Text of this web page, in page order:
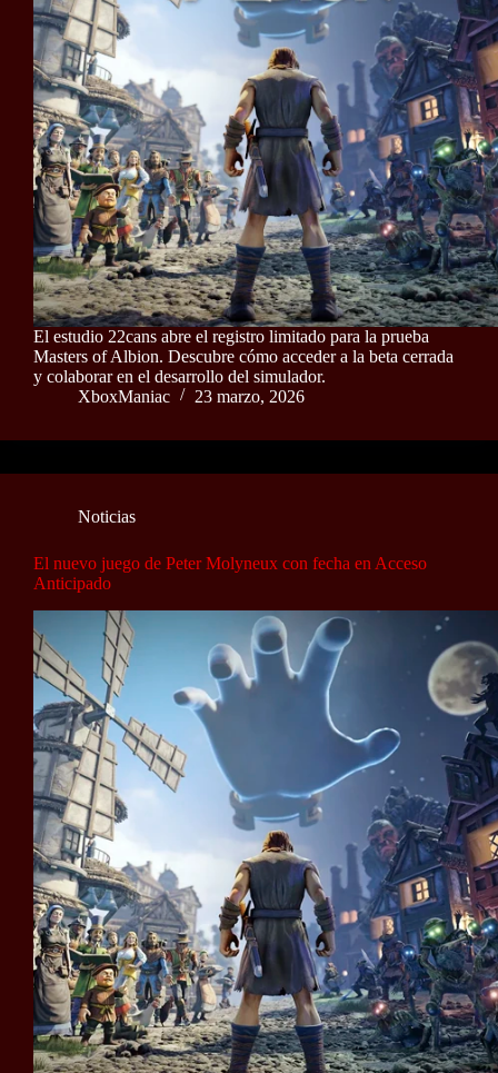
El estudio 22cans abre el registro limitado para la prueba
Masters of Albion. Descubre cómo acceder a la beta cerrada
y colaborar en el desarrollo del simulador.
XboxManiac
23 marzo, 2026
Noticias
El nuevo juego de Peter Molyneux con fecha en Acceso
Anticipado